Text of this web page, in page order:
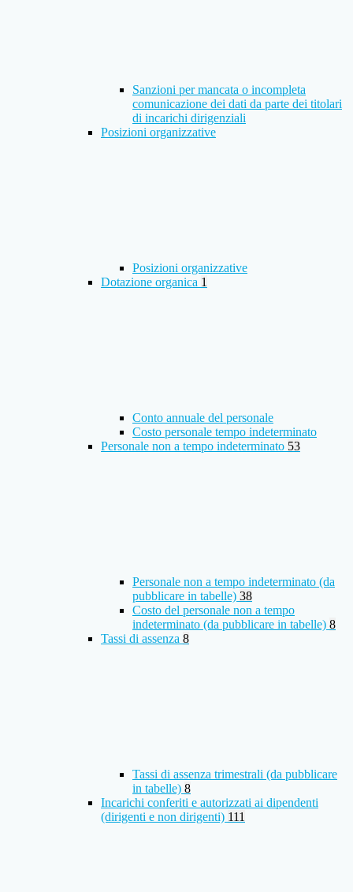
Sanzioni per mancata o incompleta
comunicazione dei dati da parte dei titolari
di incarichi dirigenziali
Posizioni organizzative
Posizioni organizzative
Dotazione organica 1
Conto annuale del personale
Costo personale tempo indeterminato
Personale non a tempo indeterminato 53
Personale non a tempo indeterminato (da
pubblicare in tabelle) 38
Costo del personale non a tempo
indeterminato (da pubblicare in tabelle) 8
Tassi di assenza 8
Tassi di assenza trimestrali (da pubblicare
in tabelle) 8
Incarichi conferiti e autorizzati ai dipendenti
(dirigenti e non dirigenti) 111